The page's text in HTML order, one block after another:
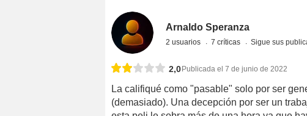
Arnaldo Speranza
2 usuarios 7 críticas Sigue sus
2,0 Publicada el 7 de junio de 2022
La califiqué como "pasable" solo por ser
(demasiado). Una decepción por ser un